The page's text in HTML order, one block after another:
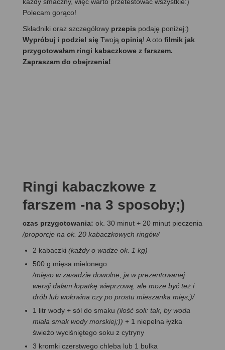
Polecam gorąco!
Składniki oraz szczegółowy przepis podaję poniżej:)
Wypróbuj i podziel się Twoją opinią! A oto filmik jak
przygotowałam ringi kabaczkowe z farszem.
Zapraszam do obejrzenia!
Ringi kabaczkowe z
farszem -na 3 sposoby;)
czas przygotowania: ok. 30 minut + 20 minut pieczenia
/proporcje na ok. 20 kabaczkowych ringów/
2 kabaczki (każdy o wadze ok. 1 kg)
500 g mięsa mielonego
/mięso w zasadzie dowolne, ja w prezentowanej
wersji dałam łopatkę wieprzową, ale może być też i
drób lub wołowina czy po prostu mieszanka mięs;)/
1 litr wody + sól do smaku (ilość soli: tak, by woda
miała smak wody morskiej;)) + 1 niepełna łyżka
świeżo wyciśniętego soku z cytryny
3 kromki czerstwego chleba lub 1 bułka